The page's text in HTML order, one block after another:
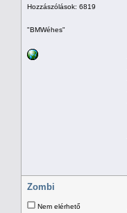
Hozzászólások: 6819
"BMWéhes"
Zombi
Nem elérhető